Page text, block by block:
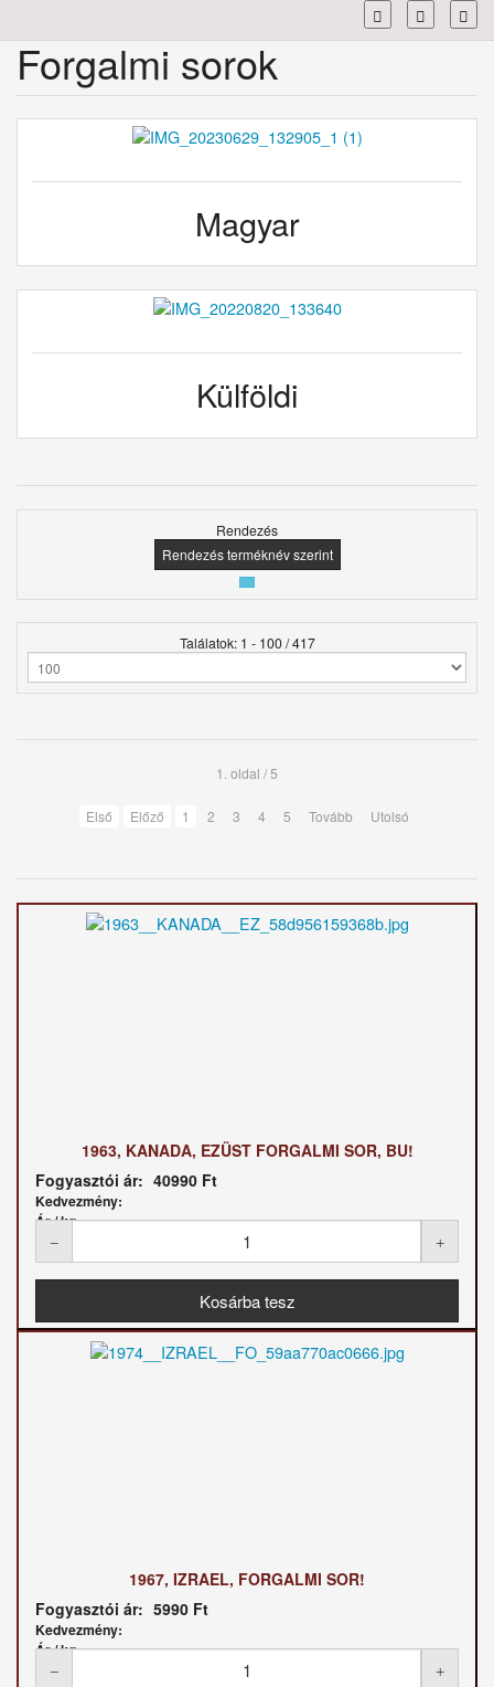
Forgalmi sorok
Magyar
Külföldi
Rendezés
Rendezés terméknév szerint
Találatok: 1 - 100 / 417
1. oldal / 5
Első Előző 1 2 3 4 5 Tovább Utolsó
1963, KANADA, EZÜST FORGALMI SOR, BU!
Fogyasztói ár: 40990 Ft
Kedvezmény:
Ár / kg:
1967, IZRAEL, FORGALMI SOR!
Fogyasztói ár: 5990 Ft
Kedvezmény:
Ár / kg: